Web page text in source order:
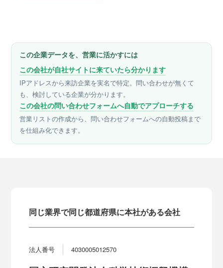
この企業データを、営業に活かすには
この会社が自社サイトに来ていたら分かります
IPアドレスから来訪企業を実名で特定。問い合わせが無くて
も、検討している企業が分かります。
この会社の問い合わせフォームへ自動でアプローチする
営業リストの作成から、問い合わせフォームへの自動投稿まで
を仕組み化できます。
同じ業界で同じ都道府県に本社がある会社
法人番号 4030005012570